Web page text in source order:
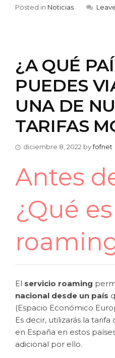
Posted in Noticias
¿A QUÉ
PUEDES
UNA DE
TARIFAS
diciembre 8, 2022 byfofnet
Antes
¿Qué
El servicio roaming
nacional desde un país
(Espacio Económico
Es decir, utilizarás la
en España en estos
adicional por ello.